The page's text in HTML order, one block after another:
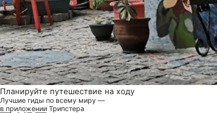
Планируйте путешествие на ходу
Лучшие гиды по всему миру —
в приложении Трипстера